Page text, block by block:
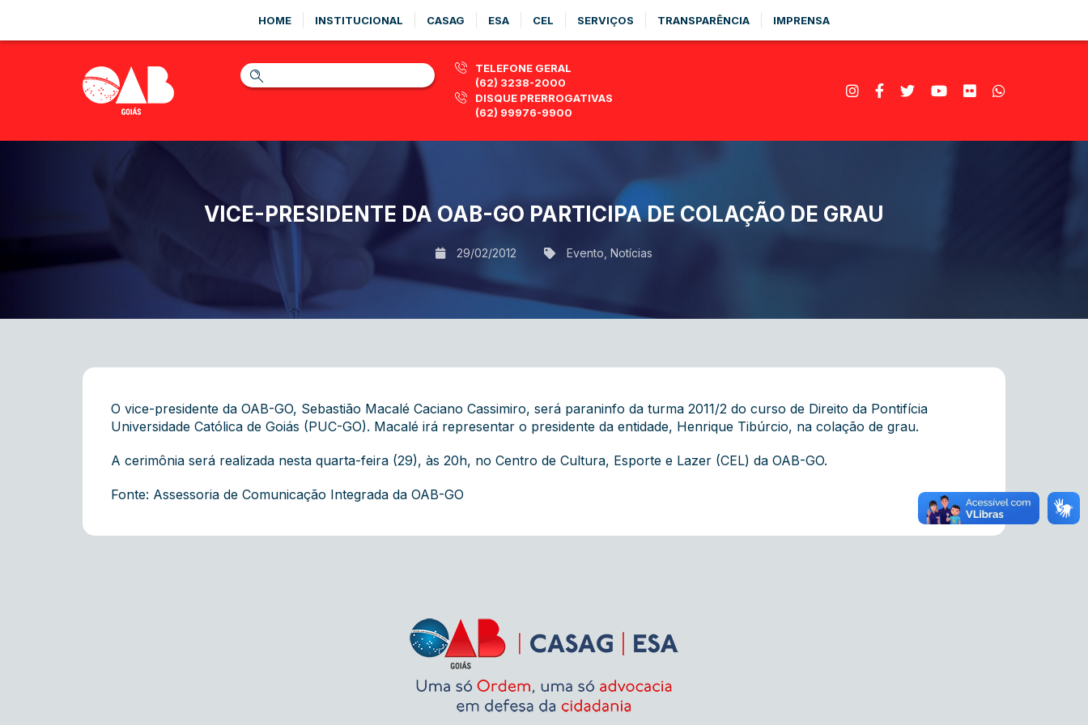
HOME INSTITUCIONAL CASAG ESA CEL SERVIÇOS TRANSPARÊNCIA IMPRENSA
TELEFONE GERAL
(62) 3238-2000
DISQUE PRERROGATIVAS
(62) 99976-9900
VICE-PRESIDENTE DA OAB-GO PARTICIPA DE COLAÇÃO DE GRAU
29/02/2012 Evento Notícias
O vice-presidente da OAB-GO, Sebastião Macalé Caciano Cassimiro, será paraninfo da turma 2011/2 do curso de Direito da Pontifícia
Universidade Católica de Goiás (PUC-GO). Macalé irá representar o presidente da entidade, Henrique Tibúrcio, na colação de grau.
A cerimônia será realizada nesta quarta-feira (29), às 20h, no Centro de Cultura, Esporte e Lazer (CEL) da OAB-GO.
Fonte: Assessoria de Comunicação Integrada da OAB-GO